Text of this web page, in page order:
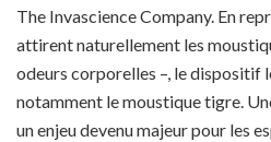
The Invascience Company. En
attirent naturellement les
odeurs corporelles –, le dispositif
notamment le moustique tigre.
un enjeu devenu majeur pour les